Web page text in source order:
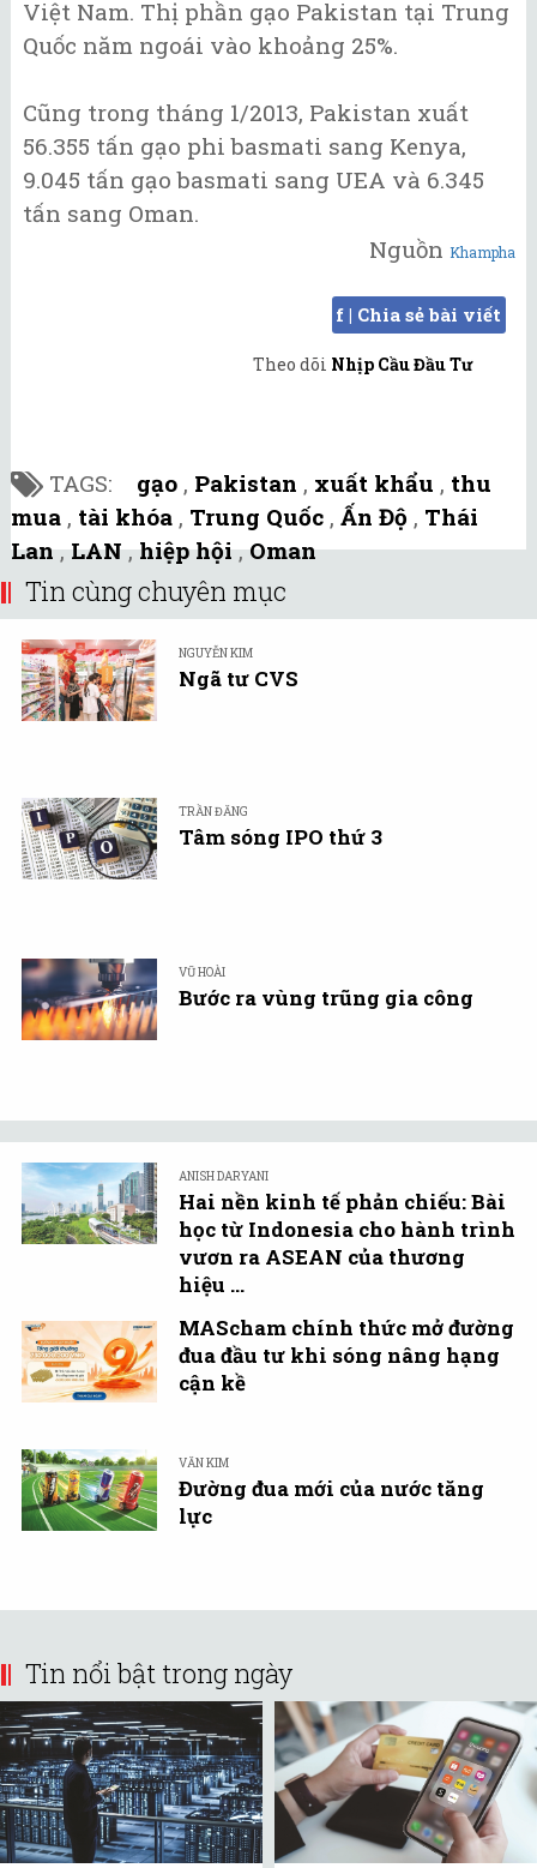
Việt Nam. Thị phần gạo Pakistan tại Trung
Quốc năm ngoái vào khoảng 25%.
Cũng trong tháng 1/2013, Pakistan xuất
56.355 tấn gạo phi basmati sang Kenya,
9.045 tấn gạo basmati sang UEA và 6.345
tấn sang Oman.
Nguồn Khampha
f | Chia sẻ bài viết
Theo dõi Nhịp Cầu Đầu Tư
TAGS: gạo , Pakistan , xuất khẩu , thu
mua , tài khóa , Trung Quốc , Ấn Độ , Thái
Lan,LAN,hiệp hội,Oman
Tin cùng chuyên mục
NGUYỄN KIM
Ngã tư CVS
TRẦN ĐĂNG
Tâm sóng IPO thứ 3
VŨ HOÀI
Bước ra vùng trũng gia công
ANISH DARYANI
Hai nền kinh tế phản chiếu: Bài
học từ Indonesia cho hành trình
vươn ra ASEAN của thương
hiệu ...
MAScham chính thức mở đường
đua đầu tư khi sóng nâng hạng
cận kề
VĂN KIM
Đường đua mới của nước tăng
lực
Tin nổi bật trong ngày